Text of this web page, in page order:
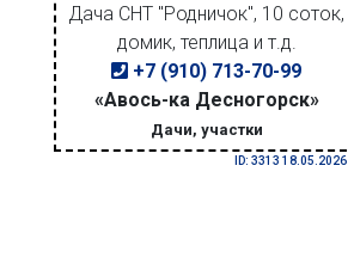
Дача СНТ "Родничок", 10 соток,
домик, теплица и т.д.
+7 (910) 713-70-99
«Авось-ка Десногорск»
Дачи, участки
ID: 3313 18.05.2026